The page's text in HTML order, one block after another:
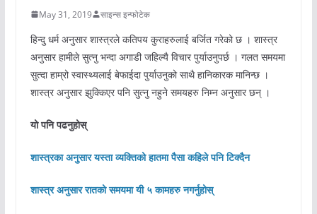
May 31, 2019 साइन्स इन्फोटेक
हिन्दु धर्म अनुसार शास्त्रले कतिपय कुराहरुलाई बर्जित गरेको छ । शास्त्र
अनुसार हामीले सुत्नु भन्दा अगाडी जहिल्यै विचार पुर्याउनुपर्छ । गलत समयमा
सुत्दा हाम्रो स्वास्थ्यलाई बेफाईदा पुर्याउनुको साथै हानिकारक मानिन्छ ।
शास्त्र अनुसार झुक्किएर पनि सुत्नु नहुने समयहरु निम्न अनुसार छन् ।
यो पनि पढनुहोस्
शास्त्रका अनुसार यस्ता व्यक्तिको हातमा पैसा कहिले पनि टिक्दैन
शास्त्र अनुसार रातको समयमा यी ५ कामहरु नगर्नुहोस्